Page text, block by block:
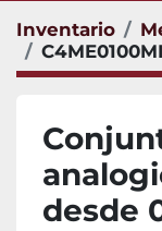
Inventario
desde